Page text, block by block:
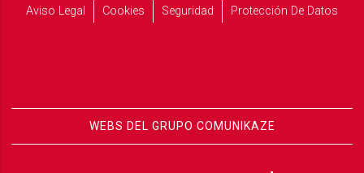
Aviso Legal
Cookies Seguridad Protección De Datos
WEBS DEL GRUPO COMUNIKAZE